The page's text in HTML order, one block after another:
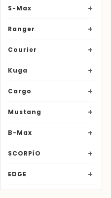
S-Max
Ranger
Courier
Kuga
Cargo
Mustang
B-Max
SCORPİO
EDGE